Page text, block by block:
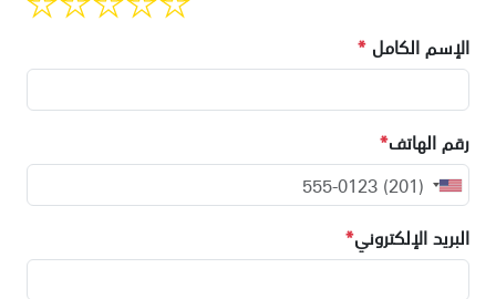
الإسم الكامل *
رقم الهاتف*
البريد الإلكتروني*